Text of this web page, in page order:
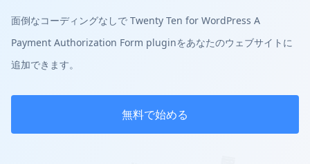
面倒なコーディングなしで Twenty Ten for WordPress A
Payment Authorization Form pluginをあなたのウェブサイトに
追加できます。
無料で始める